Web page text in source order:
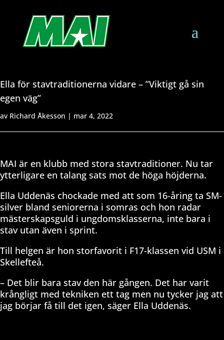
Ella för stavtraditionerna vidare – ”Viktigt gå sin
egen väg”
av Richard Åkesson | mar 4, 2022
MAI är en klubb med stora stavtraditioner. Nu tar
ytterligare en talang sats mot de höga höjderna.
Ella Uddenäs chockade med att som 16-åring ta SM-
silver bland seniorerna i somras och hon radar
mästerskapsguld i ungdomsklasserna, inte bara i
stav utan även i sprint.
Till helgen är hon storfavorit i F17-klassen vid USM i
Skellefteå.
– Det blir bara stav den här gången. Det har varit
krångligt med tekniken ett tag men nu tycker jag att
jag börjar få till det igen, säger Ella Uddenäs.